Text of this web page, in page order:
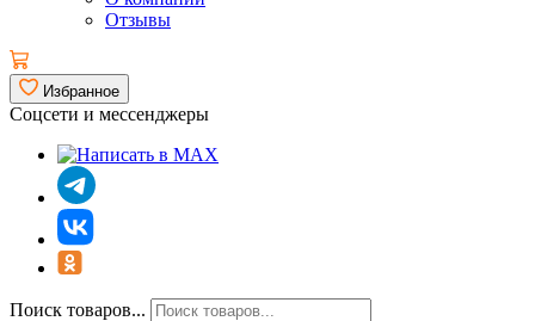
Отзывы
Избранное
Соцсети и мессенджеры
Поиск товаров...